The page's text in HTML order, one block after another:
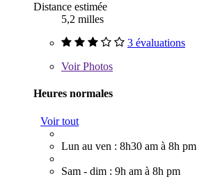
Distance estimée
5,2 milles
3 évaluations
VoirPhotos
Heures normales
Voir tout
Lun au ven : 8h30 am à 8h pm
Sam - dim : 9h am à 8h pm